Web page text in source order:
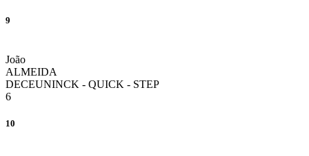
9
João
ALMEIDA
DECEUNINCK - QUICK - STEP
6
10